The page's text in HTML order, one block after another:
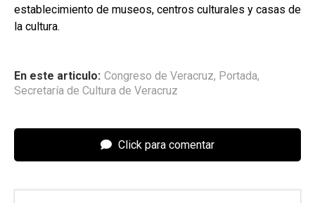
establecimiento de museos, centros culturales y casas de
la cultura.
En este articulo: Congreso de Veracruz, Portada,
Secretaría de Cultura de Veracruz
Click para comentar